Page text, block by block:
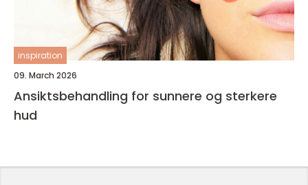
inspiration
09. March 2026
Ansiktsbehandling for sunnere og sterkere
hud